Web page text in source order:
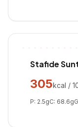
Stafide
305kcal /
P: 2.5gC: 68.6g